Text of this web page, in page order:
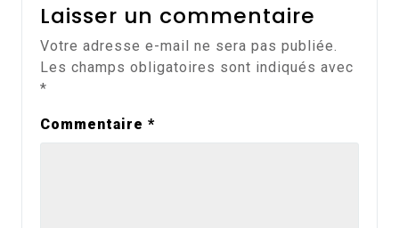
Laisser un commentaire
Votre adresse e-mail ne sera pas publiée.
Les champs obligatoires sont indiqués avec
*
Commentaire *